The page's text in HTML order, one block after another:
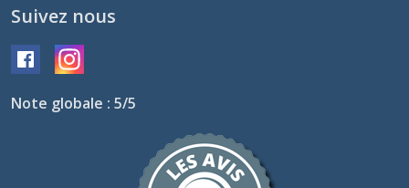
Suivez nous
Note globale : 5/5